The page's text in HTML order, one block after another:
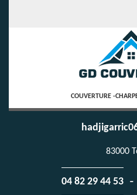
COUVERTURE -
83000
04 82 29 44 53 -